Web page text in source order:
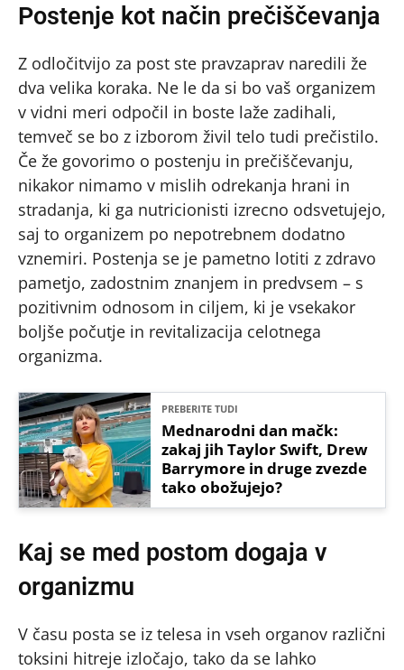
Postenje kot način prečiščevanja
Z odločitvijo za post ste pravzaprav naredili že
dva velika koraka. Ne le da si bo vaš organizem
v vidni meri odpočil in boste laže zadihali,
temveč se bo z izborom živil telo tudi prečistilo.
Če že govorimo o postenju in prečiščevanju,
nikakor nimamo v mislih odrekanja hrani in
stradanja, ki ga nutricionisti izrecno odsvetujejo,
saj to organizem po nepotrebnem dodatno
vznemiri. Postenja se je pametno lotiti z zdravo
pametjo, zadostnim znanjem in predvsem – s
pozitivnim odnosom in ciljem, ki je vsekakor
boljše počutje in revitalizacija celotnega
organizma.
PREBERITE TUDI
Mednarodni dan mačk:
zakaj jih Taylor Swift, Drew
Barrymore in druge zvezde
tako obožujejo?
Kaj se med postom dogaja v
organizmu
V času posta se iz telesa in vseh organov različni
toksini hitreje izločajo, tako da se lahko